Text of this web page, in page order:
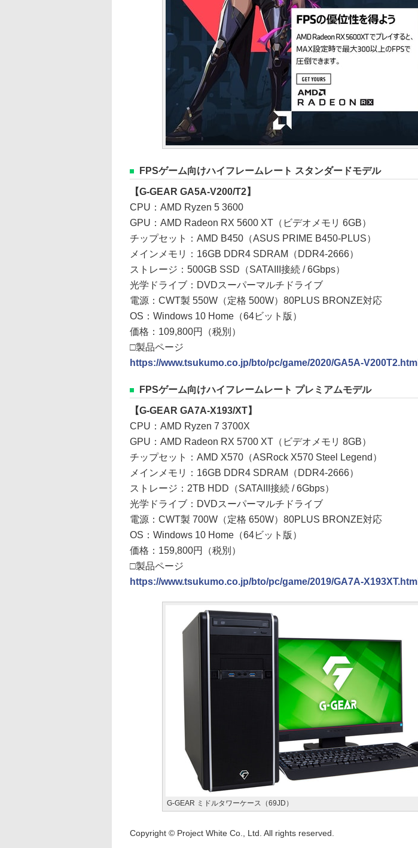
FPSゲーム向けハイフレームレート スタンダードモデル
【G-GEAR GA5A-V200/T2】
CPU：AMD Ryzen 5 3600
GPU：AMD Radeon RX 5600 XT（ビデオメモリ 6GB）
チップセット：AMD B450（ASUS PRIME B450-PLUS）
メインメモリ：16GB DDR4 SDRAM（DDR4-2666）
ストレージ：500GB SSD（SATAIII接続 / 6Gbps）
光学ドライブ：DVDスーパーマルチドライブ
電源：CWT製 550W（定格 500W）80PLUS BRONZE対応
OS：Windows 10 Home（64ビット版）
価格：109,800円（税別）
□製品ページ
https://www.tsukumo.co.jp/bto/pc/game/2020/GA5A-V200T2.html
FPSゲーム向けハイフレームレート プレミアムモデル
【G-GEAR GA7A-X193/XT】
CPU：AMD Ryzen 7 3700X
GPU：AMD Radeon RX 5700 XT（ビデオメモリ 8GB）
チップセット：AMD X570（ASRock X570 Steel Legend）
メインメモリ：16GB DDR4 SDRAM（DDR4-2666）
ストレージ：2TB HDD（SATAIII接続 / 6Gbps）
光学ドライブ：DVDスーパーマルチドライブ
電源：CWT製 700W（定格 650W）80PLUS BRONZE対応
OS：Windows 10 Home（64ビット版）
価格：159,800円（税別）
□製品ページ
https://www.tsukumo.co.jp/bto/pc/game/2019/GA7A-X193XT.html
G-GEAR ミドルタワーケース（69JD）
Copyright © Project White Co., Ltd. All rights reserved.